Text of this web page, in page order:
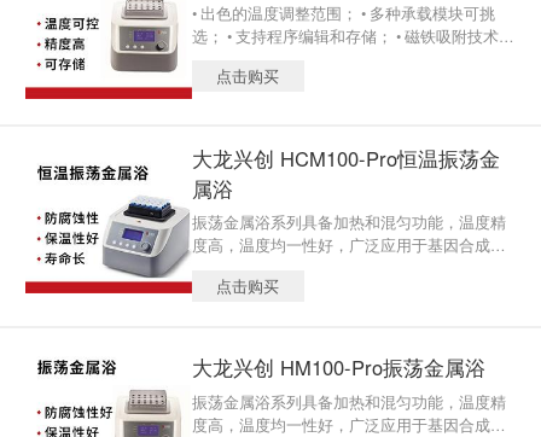
• 出色的温度调整范围； • 多种承载模块可挑
选； • 支持程序编辑和存储； • 磁铁吸附技术，
保温功能模块罩，防止热量散失。
点击购买
大龙兴创 HCM100-Pro恒温振荡金
属浴
振荡金属浴系列具备加热和混匀功能，温度精
度高，温度均一性好，广泛应用于基因合成、
生长等领域。
点击购买
大龙兴创 HM100-Pro振荡金属浴
振荡金属浴系列具备加热和混匀功能，温度精
度高，温度均一性好，广泛应用于基因合成、